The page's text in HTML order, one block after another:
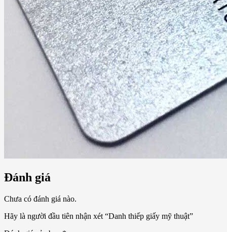
Đánh giá
Chưa có đánh giá nào.
Hãy là người đầu tiên nhận xét “Danh thiếp giấy mỹ thuật”